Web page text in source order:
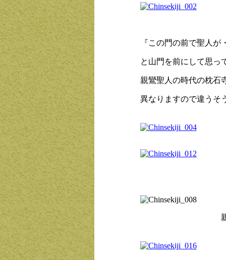
『この門の前で聖人が
と山門を前にして思っ
親鸞聖人の時代の枕石
異なりますので違うそ
親鸞聖